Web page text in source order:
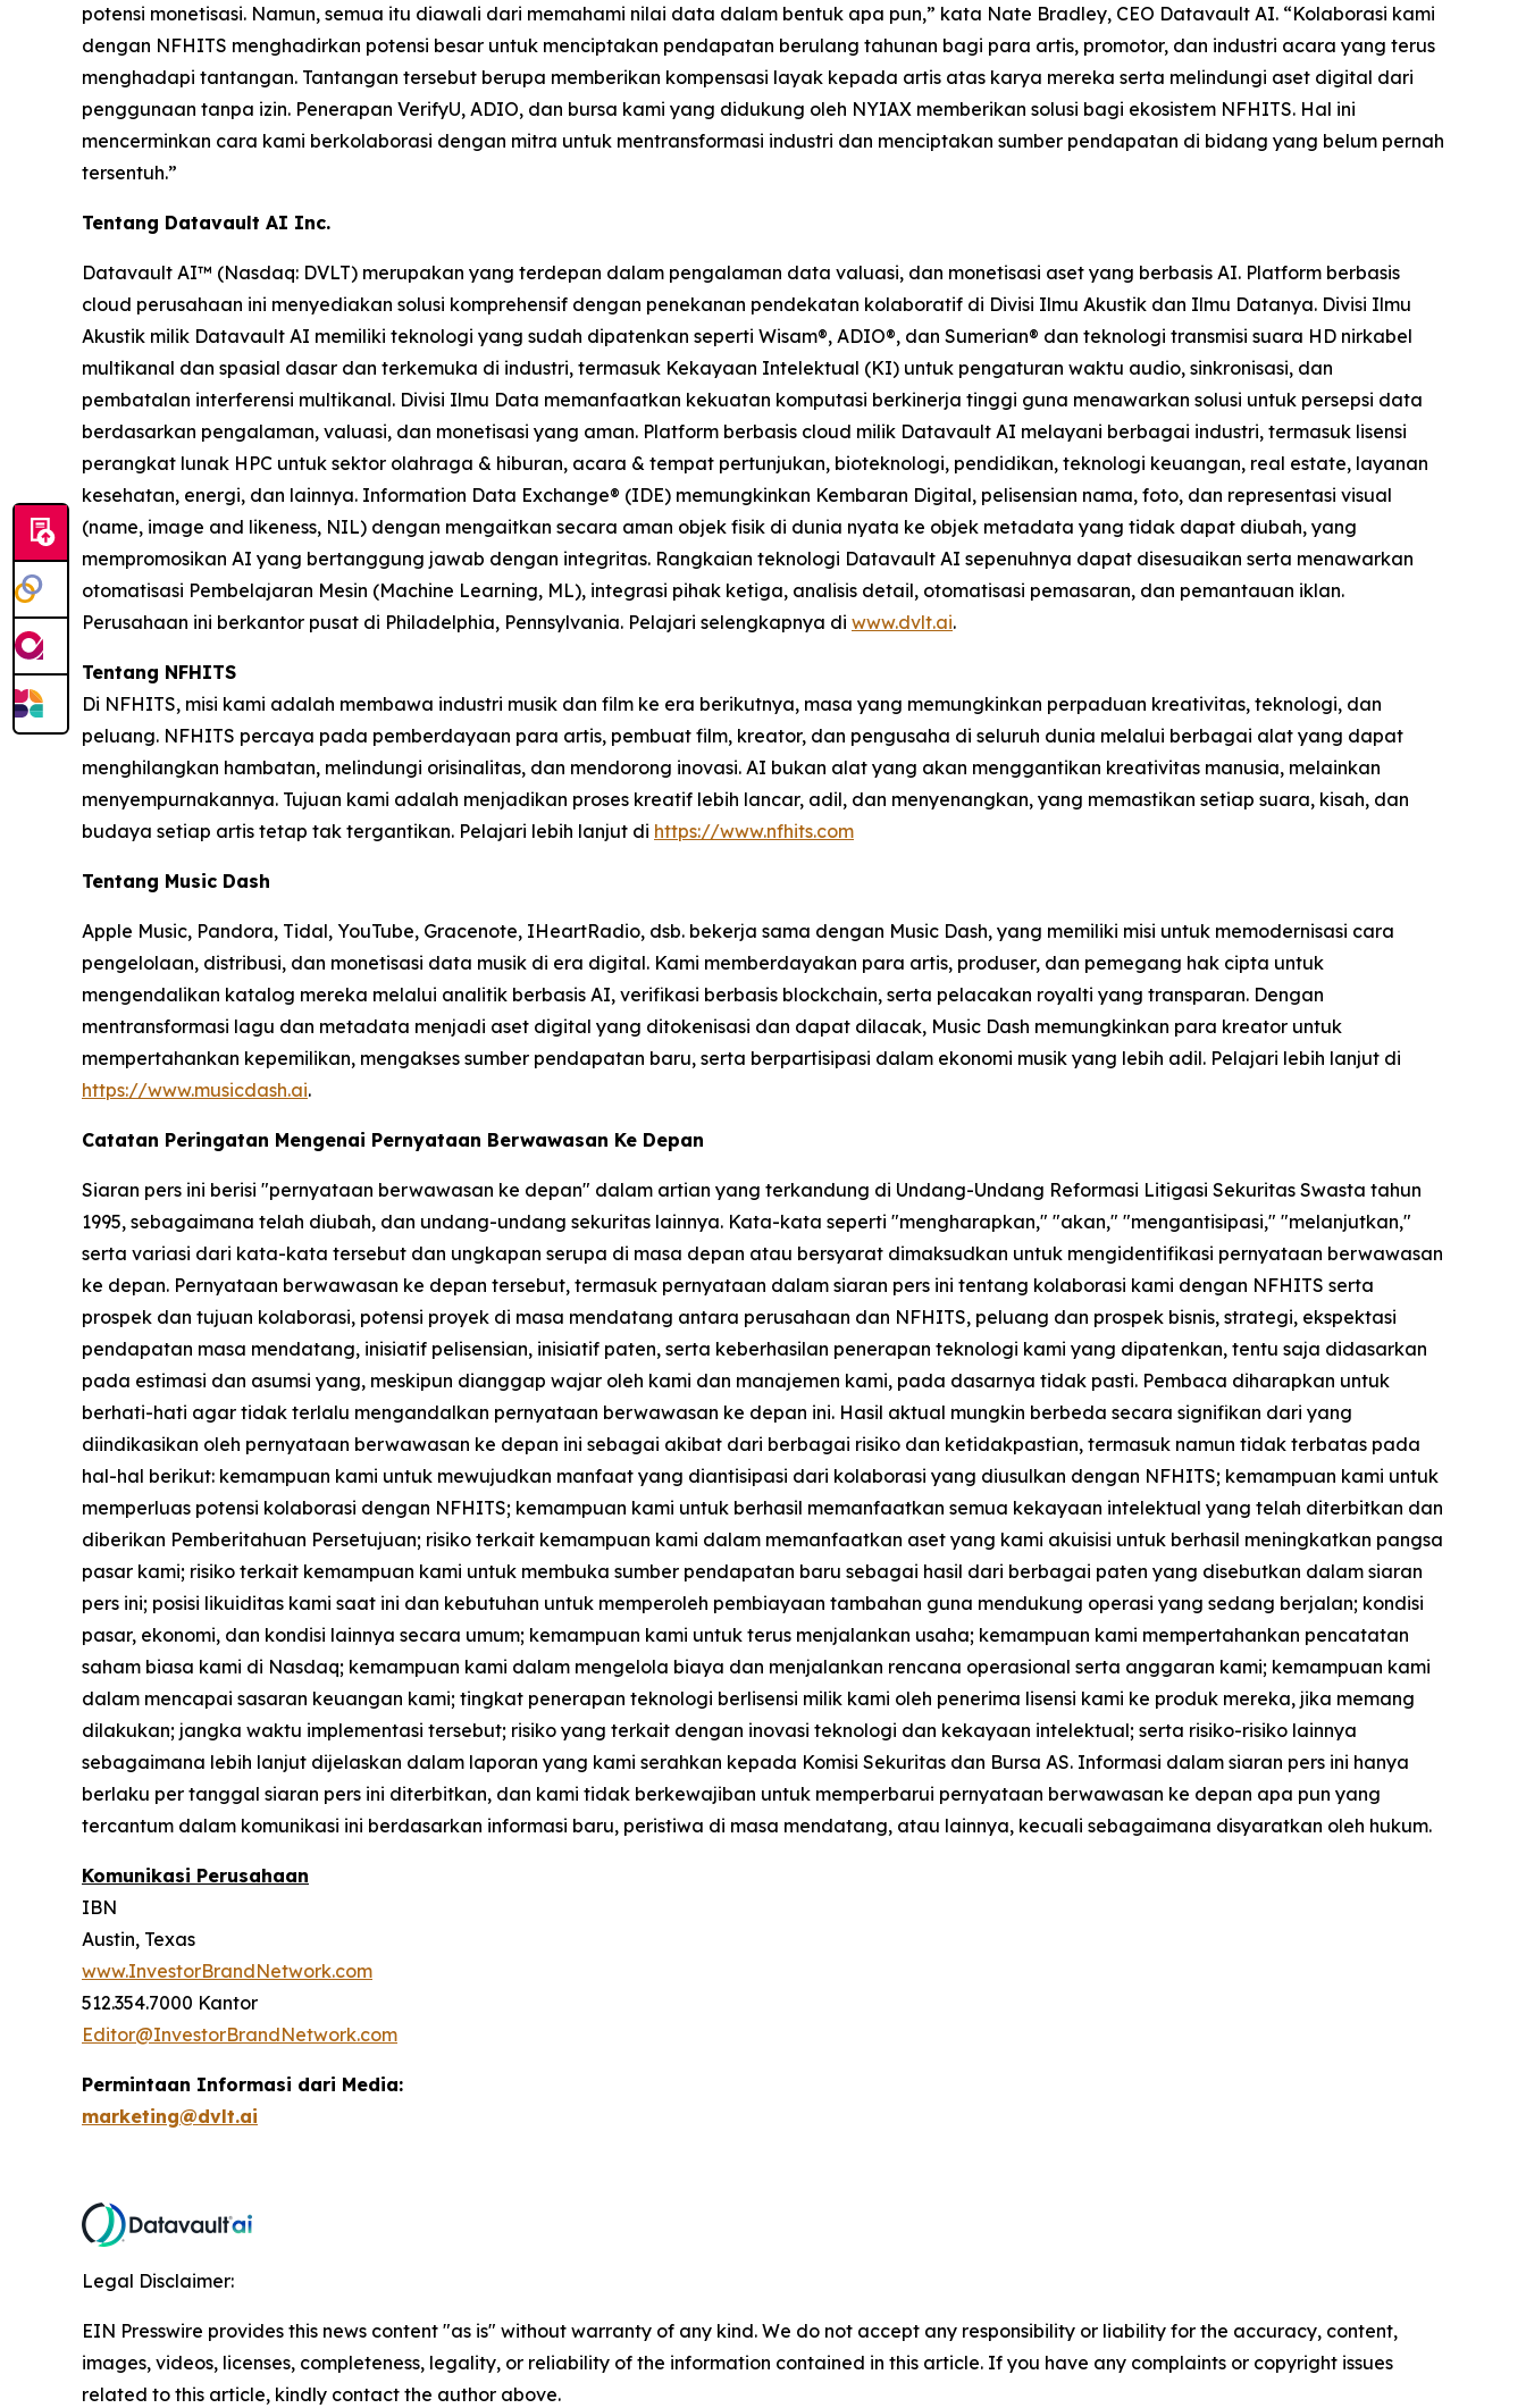
potensi monetisasi. Namun, semua itu diawali dari memahami nilai data dalam bentuk apa pun,” kata Nate Bradley, CEO Datavault AI. “Kolaborasi kami
dengan NFHITS menghadirkan potensi besar untuk menciptakan pendapatan berulang tahunan bagi para artis, promotor, dan industri acara yang terus
menghadapi tantangan. Tantangan tersebut berupa memberikan kompensasi layak kepada artis atas karya mereka serta melindungi aset digital dari
penggunaan tanpa izin. Penerapan VerifyU, ADIO, dan bursa kami yang didukung oleh NYIAX memberikan solusi bagi ekosistem NFHITS. Hal ini
mencerminkan cara kami berkolaborasi dengan mitra untuk mentransformasi industri dan menciptakan sumber pendapatan di bidang yang belum pernah
tersentuh.”
Tentang Datavault AI Inc.
Datavault AI™ (Nasdaq: DVLT) merupakan yang terdepan dalam pengalaman data valuasi, dan monetisasi aset yang berbasis AI. Platform berbasis
cloud perusahaan ini menyediakan solusi komprehensif dengan penekanan pendekatan kolaboratif di Divisi Ilmu Akustik dan Ilmu Datanya. Divisi Ilmu
Akustik milik Datavault AI memiliki teknologi yang sudah dipatenkan seperti Wisam®, ADIO®, dan Sumerian® dan teknologi transmisi suara HD nirkabel
multikanal dan spasial dasar dan terkemuka di industri, termasuk Kekayaan Intelektual (KI) untuk pengaturan waktu audio, sinkronisasi, dan
pembatalan interferensi multikanal. Divisi Ilmu Data memanfaatkan kekuatan komputasi berkinerja tinggi guna menawarkan solusi untuk persepsi data
berdasarkan pengalaman, valuasi, dan monetisasi yang aman. Platform berbasis cloud milik Datavault AI melayani berbagai industri, termasuk lisensi
perangkat lunak HPC untuk sektor olahraga & hiburan, acara & tempat pertunjukan, bioteknologi, pendidikan, teknologi keuangan, real estate, layanan
kesehatan, energi, dan lainnya. Information Data Exchange® (IDE) memungkinkan Kembaran Digital, pelisensian nama, foto, dan representasi visual
(name, image and likeness, NIL) dengan mengaitkan secara aman objek fisik di dunia nyata ke objek metadata yang tidak dapat diubah, yang
mempromosikan AI yang bertanggung jawab dengan integritas. Rangkaian teknologi Datavault AI sepenuhnya dapat disesuaikan serta menawarkan
otomatisasi Pembelajaran Mesin (Machine Learning, ML), integrasi pihak ketiga, analisis detail, otomatisasi pemasaran, dan pemantauan iklan.
Perusahaan ini berkantor pusat di Philadelphia, Pennsylvania. Pelajari selengkapnya di www.dvlt.ai.
Tentang NFHITS
Di NFHITS, misi kami adalah membawa industri musik dan film ke era berikutnya, masa yang memungkinkan perpaduan kreativitas, teknologi, dan
peluang. NFHITS percaya pada pemberdayaan para artis, pembuat film, kreator, dan pengusaha di seluruh dunia melalui berbagai alat yang dapat
menghilangkan hambatan, melindungi orisinalitas, dan mendorong inovasi. AI bukan alat yang akan menggantikan kreativitas manusia, melainkan
menyempurnakannya. Tujuan kami adalah menjadikan proses kreatif lebih lancar, adil, dan menyenangkan, yang memastikan setiap suara, kisah, dan
budaya setiap artis tetap tak tergantikan. Pelajari lebih lanjut di https://www.nfhits.com
Tentang Music Dash
Apple Music, Pandora, Tidal, YouTube, Gracenote, IHeartRadio, dsb. bekerja sama dengan Music Dash, yang memiliki misi untuk memodernisasi cara
pengelolaan, distribusi, dan monetisasi data musik di era digital. Kami memberdayakan para artis, produser, dan pemegang hak cipta untuk
mengendalikan katalog mereka melalui analitik berbasis AI, verifikasi berbasis blockchain, serta pelacakan royalti yang transparan. Dengan
mentransformasi lagu dan metadata menjadi aset digital yang ditokenisasi dan dapat dilacak, Music Dash memungkinkan para kreator untuk
mempertahankan kepemilikan, mengakses sumber pendapatan baru, serta berpartisipasi dalam ekonomi musik yang lebih adil. Pelajari lebih lanjut di
https://www.musicdash.ai.
Catatan Peringatan Mengenai Pernyataan Berwawasan Ke Depan
Siaran pers ini berisi "pernyataan berwawasan ke depan" dalam artian yang terkandung di Undang-Undang Reformasi Litigasi Sekuritas Swasta tahun
1995, sebagaimana telah diubah, dan undang-undang sekuritas lainnya. Kata-kata seperti "mengharapkan," "akan," "mengantisipasi," "melanjutkan,"
serta variasi dari kata-kata tersebut dan ungkapan serupa di masa depan atau bersyarat dimaksudkan untuk mengidentifikasi pernyataan berwawasan
ke depan. Pernyataan berwawasan ke depan tersebut, termasuk pernyataan dalam siaran pers ini tentang kolaborasi kami dengan NFHITS serta
prospek dan tujuan kolaborasi, potensi proyek di masa mendatang antara perusahaan dan NFHITS, peluang dan prospek bisnis, strategi, ekspektasi
pendapatan masa mendatang, inisiatif pelisensian, inisiatif paten, serta keberhasilan penerapan teknologi kami yang dipatenkan, tentu saja didasarkan
pada estimasi dan asumsi yang, meskipun dianggap wajar oleh kami dan manajemen kami, pada dasarnya tidak pasti. Pembaca diharapkan untuk
berhati-hati agar tidak terlalu mengandalkan pernyataan berwawasan ke depan ini. Hasil aktual mungkin berbeda secara signifikan dari yang
diindikasikan oleh pernyataan berwawasan ke depan ini sebagai akibat dari berbagai risiko dan ketidakpastian, termasuk namun tidak terbatas pada
hal-hal berikut: kemampuan kami untuk mewujudkan manfaat yang diantisipasi dari kolaborasi yang diusulkan dengan NFHITS; kemampuan kami untuk
memperluas potensi kolaborasi dengan NFHITS; kemampuan kami untuk berhasil memanfaatkan semua kekayaan intelektual yang telah diterbitkan dan
diberikan Pemberitahuan Persetujuan; risiko terkait kemampuan kami dalam memanfaatkan aset yang kami akuisisi untuk berhasil meningkatkan pangsa
pasar kami; risiko terkait kemampuan kami untuk membuka sumber pendapatan baru sebagai hasil dari berbagai paten yang disebutkan dalam siaran
pers ini; posisi likuiditas kami saat ini dan kebutuhan untuk memperoleh pembiayaan tambahan guna mendukung operasi yang sedang berjalan; kondisi
pasar, ekonomi, dan kondisi lainnya secara umum; kemampuan kami untuk terus menjalankan usaha; kemampuan kami mempertahankan pencatatan
saham biasa kami di Nasdaq; kemampuan kami dalam mengelola biaya dan menjalankan rencana operasional serta anggaran kami; kemampuan kami
dalam mencapai sasaran keuangan kami; tingkat penerapan teknologi berlisensi milik kami oleh penerima lisensi kami ke produk mereka, jika memang
dilakukan; jangka waktu implementasi tersebut; risiko yang terkait dengan inovasi teknologi dan kekayaan intelektual; serta risiko-risiko lainnya
sebagaimana lebih lanjut dijelaskan dalam laporan yang kami serahkan kepada Komisi Sekuritas dan Bursa AS. Informasi dalam siaran pers ini hanya
berlaku per tanggal siaran pers ini diterbitkan, dan kami tidak berkewajiban untuk memperbarui pernyataan berwawasan ke depan apa pun yang
tercantum dalam komunikasi ini berdasarkan informasi baru, peristiwa di masa mendatang, atau lainnya, kecuali sebagaimana disyaratkan oleh hukum.
Komunikasi Perusahaan
IBN
Austin, Texas
www.InvestorBrandNetwork.com
512.354.7000 Kantor
Editor@InvestorBrandNetwork.com
Permintaan Informasi dari Media:
marketing@dvlt.ai
Legal Disclaimer:
EIN Presswire provides this news content "as is" without warranty of any kind. We do not accept any responsibility or liability for the accuracy, content,
images, videos, licenses, completeness, legality, or reliability of the information contained in this article. If you have any complaints or copyright issues
related to this article, kindly contact the author above.